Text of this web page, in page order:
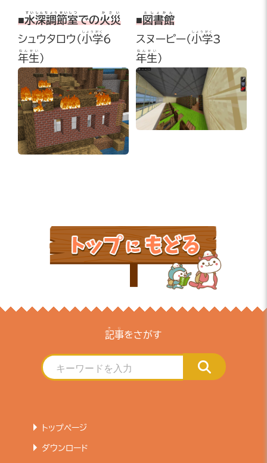
■水深調節室
すいしんちょうせいしつ
での火災
かさい
シュウタロウ (小学
しょうがく
6
年生
ねんせい
)
■図書館
としょかん
スヌーピー(小学
しょうがく
3
年生
ねんせい
)
記事
きじ
をさがす
トップページ
ダウンロード